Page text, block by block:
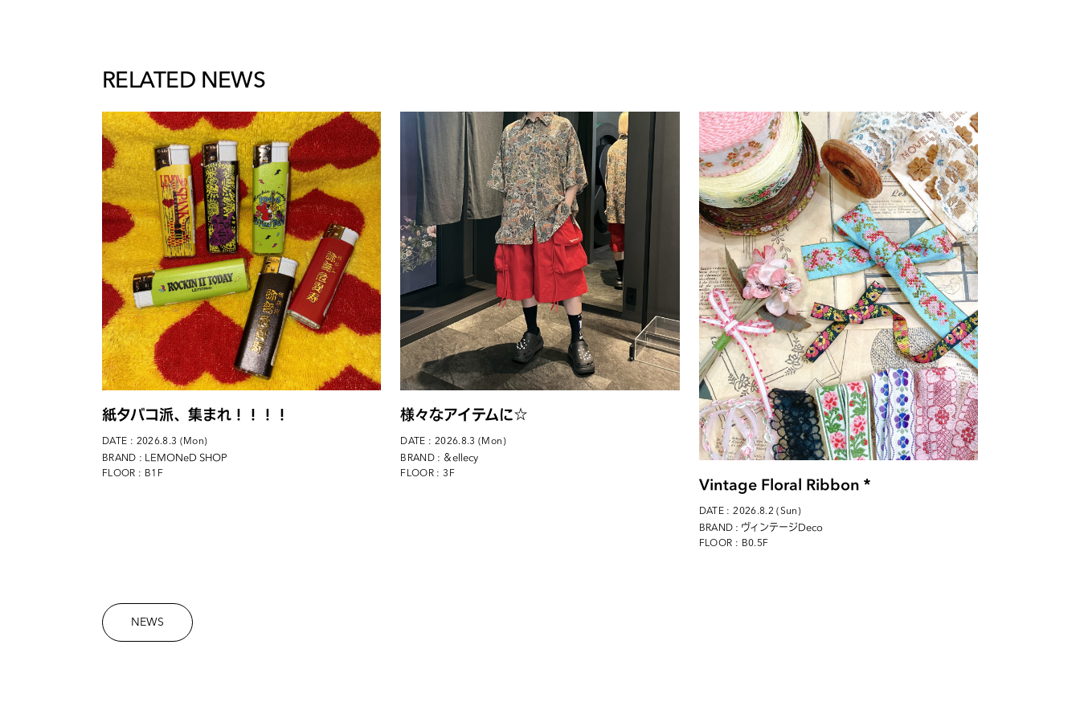
RELATED NEWS
紙タバコ派、集まれ！！！！
DATE : 2026.8.3 (Mon)
BRAND : LEMONeD SHOP
FLOOR : B1F
様々なアイテムに☆
DATE : 2026.8.3 (Mon)
BRAND : ＆ellecy
FLOOR : 3F
Vintage Floral Ribbon＊
DATE : 2026.8.2 (Sun)
BRAND : ヴィンテージDeco
FLOOR : B0.5F
NEWS